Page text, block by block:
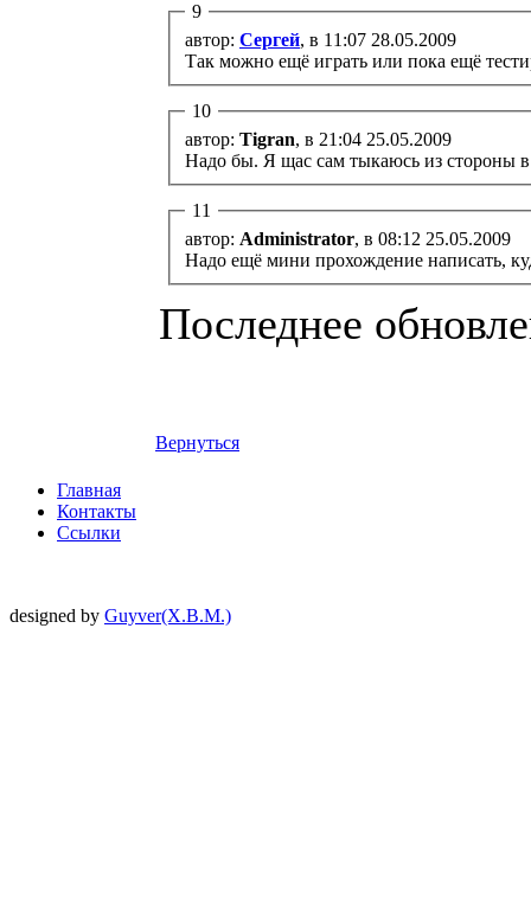
9
автор: Сергей, в 11:07 28.05.2009
Так можно ещё играть или пока ещё
10
автор: Tigran, в 21:04 25.05.2009
Надо бы. Я щас сам тыкаюсь из стороны в
11
автор: Administrator, в 08:12 25.05.2009
Надо ещё мини прохождение написать,
Последнее
Вернуться
Главная
Контакты
Ссылки
designed by Guyver(X.B.M.)